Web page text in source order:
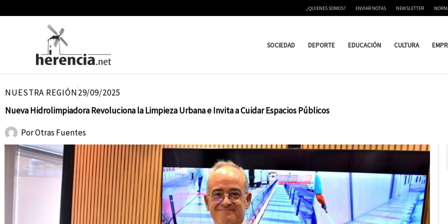
¿QUIENES SOMOS? ENVIAR NOTAS NEWSLETTER
SOCIEDAD DEPORTE EDUCACIÓN CULTURA
NUESTRA REGIÓN29/09/2025
Nueva Hidrolimpiadora Revoluciona la Limpieza Urbana e Invita a Cuidar Espacios Públicos
PorOtras Fuentes